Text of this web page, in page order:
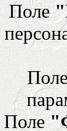
Поле
Поле
Поле